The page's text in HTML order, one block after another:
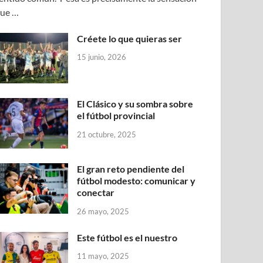
…
Créete lo que quieras ser
15 junio, 2026
El Clásico y su sombra sobre
el fútbol provincial
21 octubre, 2025
El gran reto pendiente del
fútbol modesto: comunicar y
conectar
26 mayo, 2025
Este fútbol es el nuestro
11 mayo, 2025